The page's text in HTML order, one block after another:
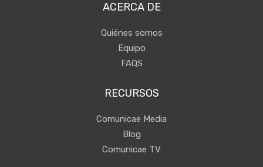
ACERCA DE
Quiénes somos
Equipo
FAQS
RECURSOS
Comunicae Media
Blog
Comunicae TV